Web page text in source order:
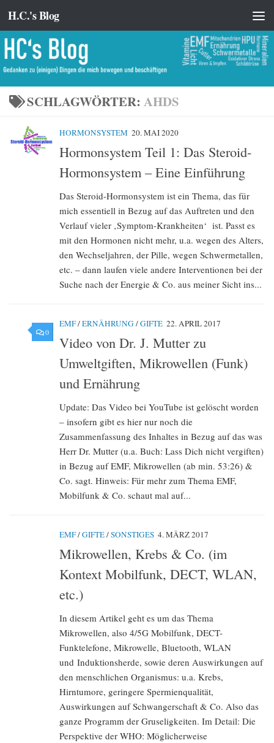
Zum Inhalt springen
H.C.'s Blog
SCHLAGWÖRTER: AHDS
HORMONSYSTEM 20. MAI 2020
Hormonsystem Teil 1: Das Steroid-
Hormonsystem – Eine Einführung
Das Steroid-Hormonsystem ist ein Thema, das für
mich essentiell in Bezug auf das Auftreten und den
Verlauf vieler ‚Symptom-Krankheiten‘ ist. Passt es
mit den Hormonen nicht mehr, u.a. wegen des Alters,
den Wechseljahren, der Pille, wegen Schwermetallen,
etc. – dann laufen viele andere Interventionen bei der
Suche nach der Energie & Co. aus meiner Sicht ins...
0
EMF/ERNÄHRUNG /GIFTE 22. APRIL 2017
Video von Dr. J. Mutter zu
Umweltgiften, Mikrowellen (Funk)
und Ernährung
Update: Das Video bei YouTube ist gelöscht worden
– insofern gibt es hier nur noch die
Zusammenfassung des Inhaltes in Bezug auf das was
Herr Dr. Mutter (u.a. Buch: Lass Dich nicht vergiften)
in Bezug auf EMF, Mikrowellen (ab min. 53:26) &
Co. sagt. Hinweis: Für mehr zum Thema EMF,
Mobilfunk & Co. schaut mal auf...
EMF/GIFTE/SONSTIGES 4. MÄRZ 2017
Mikrowellen, Krebs & Co. (im
Kontext Mobilfunk, DECT, WLAN,
etc.)
In diesem Artikel geht es um das Thema
Mikrowellen, also 4/5G Mobilfunk, DECT-
Funktelefone, Mikrowelle, Bluetooth, WLAN
und Induktionsherde, sowie deren Auswirkungen auf
den menschlichen Organismus: u.a. Krebs,
Hirntumore, geringere Spermienqualität,
Auswirkungen auf Schwangerschaft & Co. Also das
ganze Programm der Gruseligkeiten. Im Detail: Die
Perspektive der WHO: Möglicherweise